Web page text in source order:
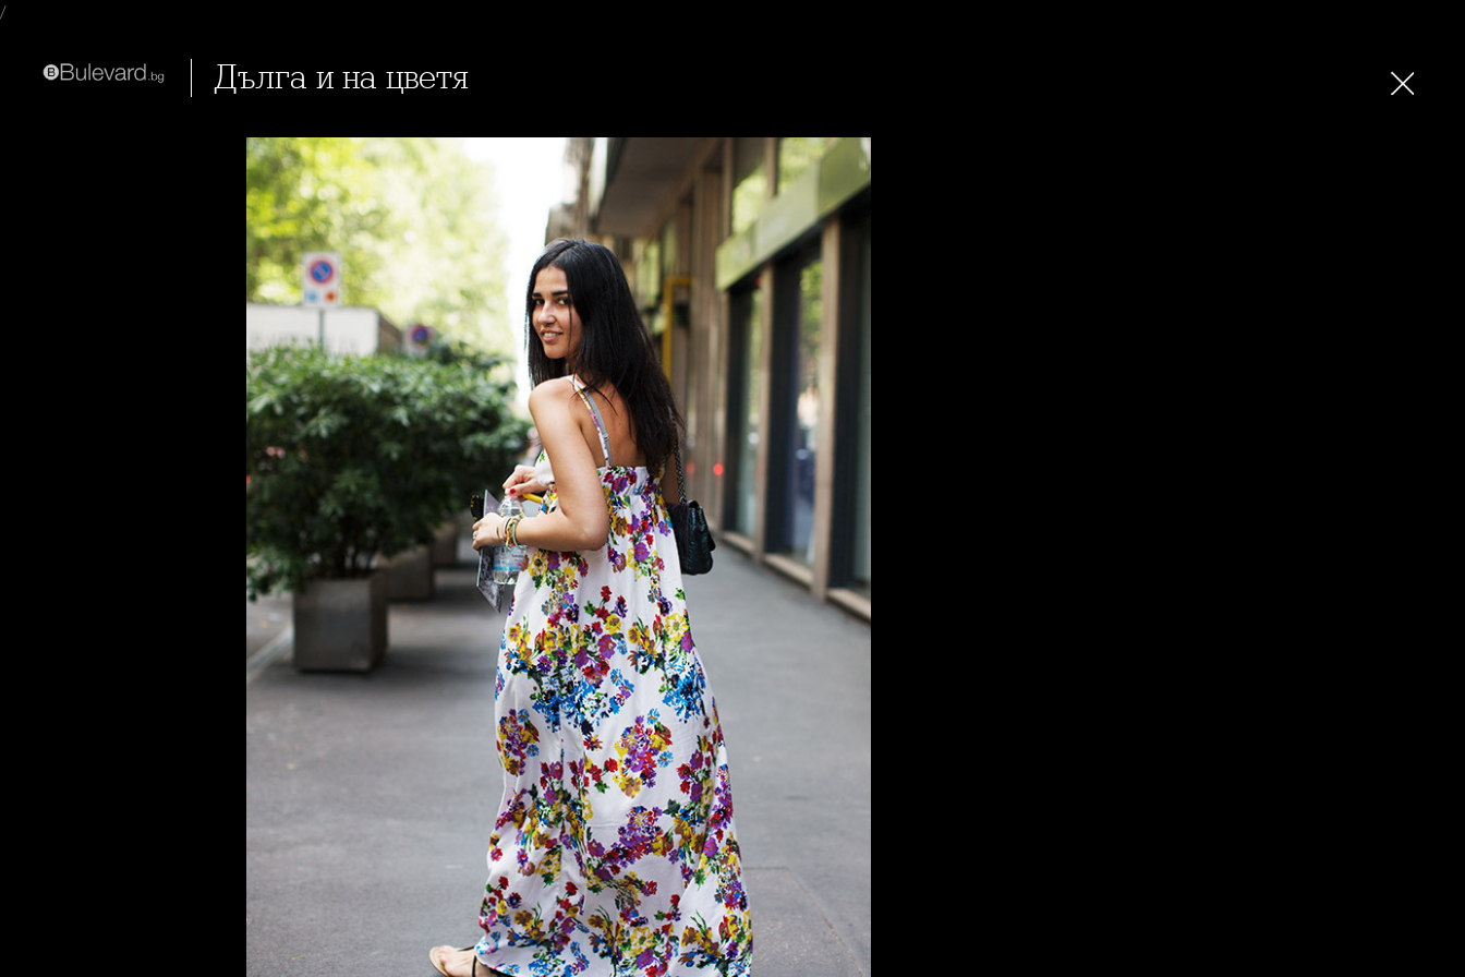
/
Дълга и на цветя